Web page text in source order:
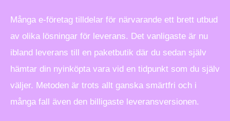
Många e-företag tilldelar för närvarande ett brett utbud
av olika lösningar för leverans. Det vanligaste är nu
ibland leverans till en paketbutik där du sedan själv
hämtar din nyinköpta vara vid en tidpunkt som du själv
väljer. Metoden är trots allt ganska smärtfri och i
många fall även den billigaste leveransversionen.